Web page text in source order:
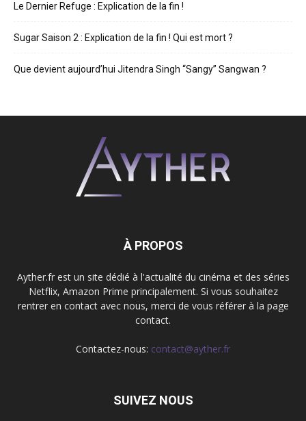
Le Dernier Refuge : Explication de la fin !
Sugar Saison 2 : Explication de la fin ! Qui est mort ?
Que devient aujourd’hui Jitendra Singh “Sangy” Sangwan ?
À PROPOS
Ayther.fr est un site dédié à l'actualité du cinéma et des séries
Netflix, Amazon Prime principalement. Si vous souhaitez
rentrer en contact avec nous, merci de vous référer à la page
contact.
Contactez-nous: contact@ayther.fr
SUIVEZ NOUS